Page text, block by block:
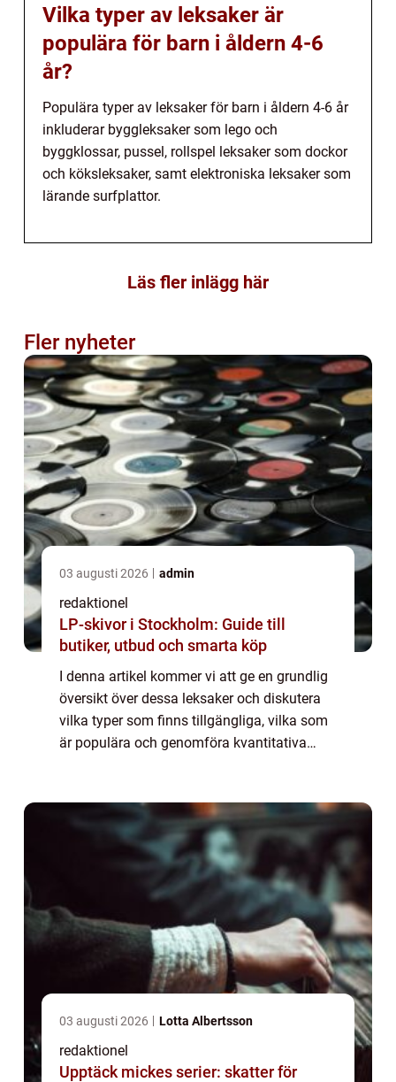
Vilka typer av leksaker är
populära för barn i åldern 4-6
år?
Populära typer av leksaker för barn i åldern 4-6 år
inkluderar byggleksaker som lego och
byggklossar, pussel, rollspel leksaker som dockor
och köksleksaker, samt elektroniska leksaker som
lärande surfplattor.
Läs fler inlägg här
Fler nyheter
03 augusti 2026 admin
redaktionel
LP-skivor i Stockholm: Guide till
butiker, utbud och smarta köp
I denna artikel kommer vi att ge en grundlig
översikt över dessa leksaker och diskutera
vilka typer som finns tillgängliga, vilka som
är populära och genomföra kvantitativa
03 augusti 2026 Lotta Albertsson
redaktionel
Upptäck mickes serier: skatter för